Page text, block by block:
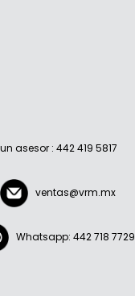
asesor : 442 419 5817
ventas@vrm.mx
Whatsapp: 442 718 7729